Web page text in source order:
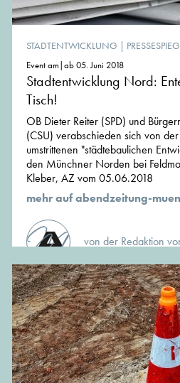
STADTENTWICKLUNG |
Event am|ab 05. Juni 2018
Stadtentwicklung Nord:
Tisch!
OB Dieter Reiter (SPD) und
(CSU) verabschieden sich von der
umstrittenen "städtebaulichen
den Münchner Norden bei
Kleber, AZ vom 05.06.2018
mehr auf abendzeitung-
von der Redaktion